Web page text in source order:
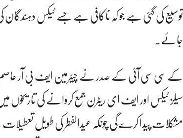
جائے۔
کے سی سی آئی کے صدر نے چیئرمین ایف بی آر عاصم
سیلز ٹیکس اور ایف ای ریٹرن جمع کروانے کی
مشکلات پیدا کرے گی چونکہ عیدالفطر کی طویل